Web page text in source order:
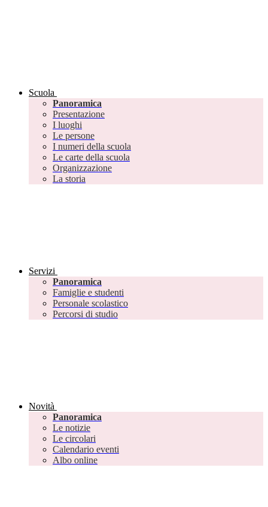
Scuola
Panoramica
Presentazione
I luoghi
Le persone
I numeri della scuola
Le carte della scuola
Organizzazione
La storia
Servizi
Panoramica
Famiglie e studenti
Personale scolastico
Percorsi di studio
Novità
Panoramica
Le notizie
Le circolari
Calendario eventi
Albo online